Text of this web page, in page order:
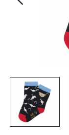
Steiff
Petite Kingdom
Lai pārliecinātos,
apskatiet šīs
pasūtījumu.